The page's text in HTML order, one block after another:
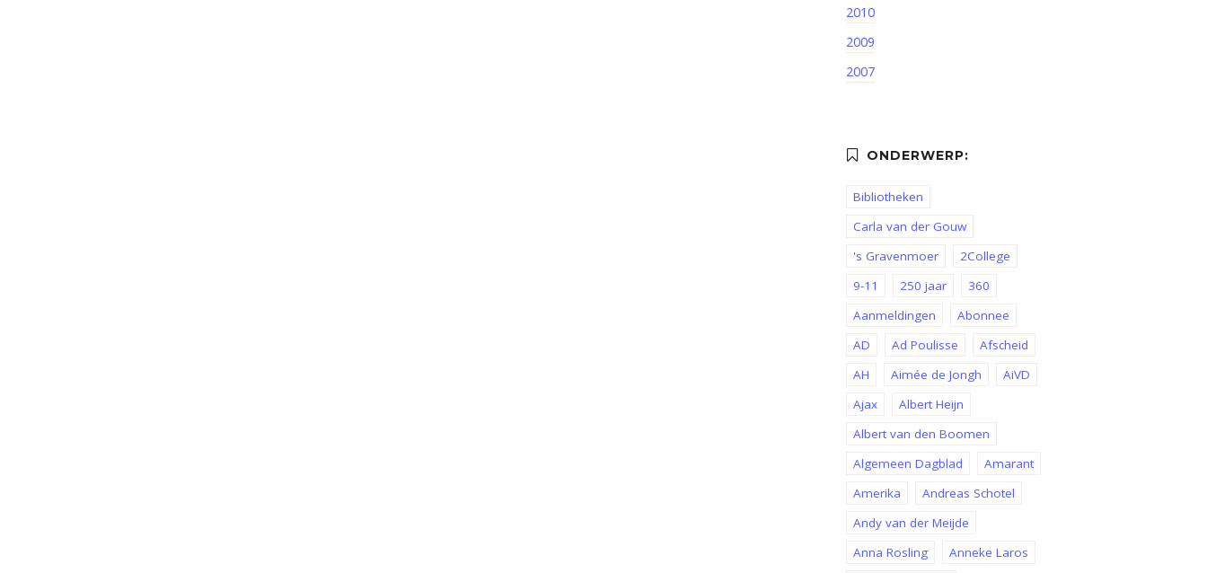
2010
2009
2007
Bibliotheken
Carla van der Gouw
's Gravenmoer
2College
9-11
250 jaar
360
Aanmeldingen
Abonnee
AD
Ad Poulisse
Afscheid
AH
Aimée de Jongh
AiVD
Ajax
Albert Heijn
Albert van den Boomen
Algemeen Dagblad
Amarant
Amerika
Andreas Schotel
Andy van der Meijde
Anna Rosling
Anneke Laros